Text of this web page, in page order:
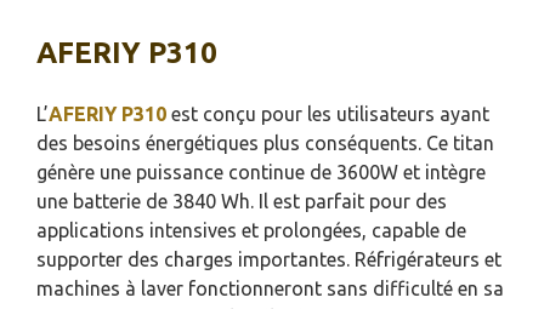
AFERIY P310
L’AFERIY P310 est conçu pour les utilisateurs ayant
des besoins énergétiques plus conséquents. Ce titan
génère une puissance continue de 3600W et intègre
une batterie de 3840 Wh. Il est parfait pour des
applications intensives et prolongées, capable de
supporter des charges importantes. Réfrigérateurs et
machines à laver fonctionneront sans difficulté en sa